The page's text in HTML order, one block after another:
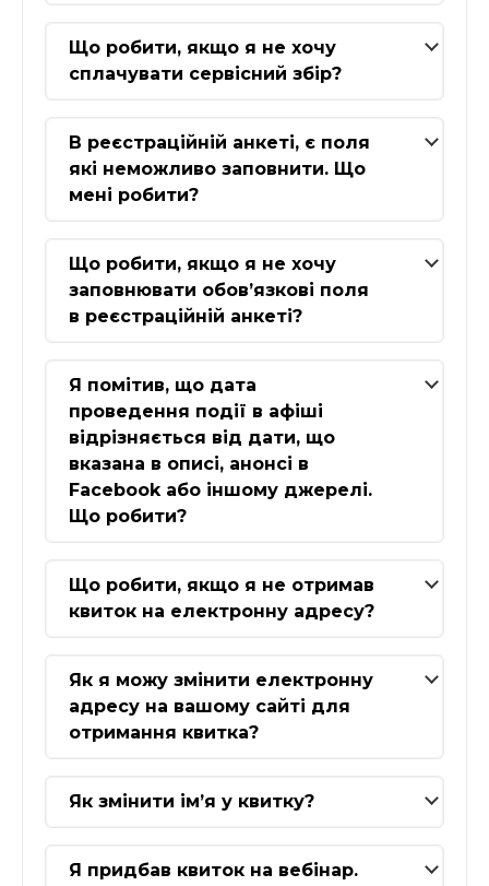
Що робити, якщо я не хочу
сплачувати сервісний збір?
В реєстраційній анкеті, є поля
які неможливо заповнити. Що
мені робити?
Що робити, якщо я не хочу
заповнювати обов’язкові поля
в реєстраційній анкеті?
Я помітив, що дата
проведення події в афіші
відрізняється від дати, що
вказана в описі, анонсі в
Facebook або іншому джерелі.
Що робити?
Що робити, якщо я не отримав
квиток на електронну адресу?
Як я можу змінити електронну
адресу на вашому сайті для
отримання квитка?
Як змінити ім’я у квитку?
Я придбав квиток на вебінар.